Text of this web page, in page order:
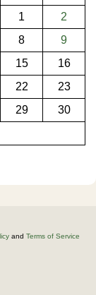
1
2
8
9
15
16
22
23
29
30
and Terms of Service